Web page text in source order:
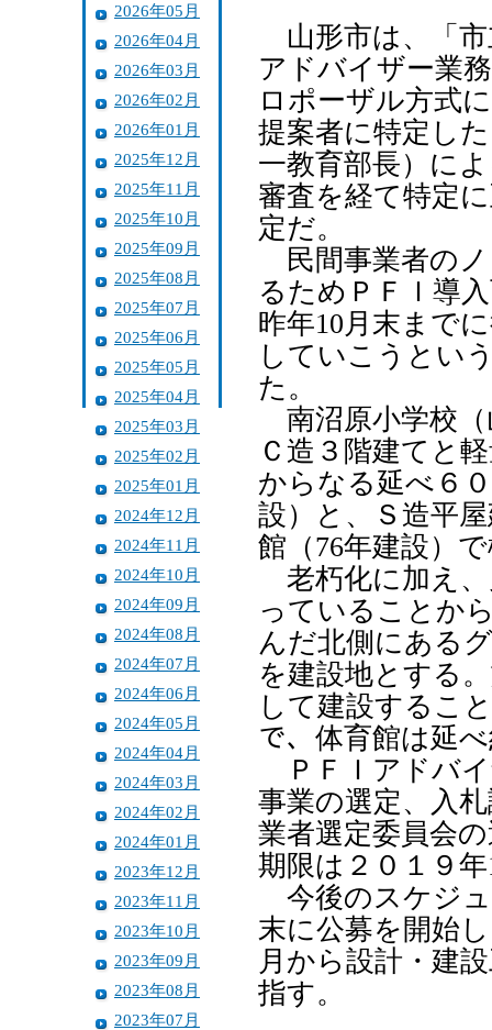
2026年05月
2026年04月
2026年03月
2026年02月
2026年01月
2025年12月
2025年11月
2025年10月
2025年09月
2025年08月
2025年07月
2025年06月
2025年05月
2025年04月
2025年03月
2025年02月
2025年01月
2024年12月
2024年11月
2024年10月
2024年09月
2024年08月
2024年07月
2024年06月
2024年05月
2024年04月
2024年03月
2024年02月
2024年01月
2023年12月
2023年11月
2023年10月
2023年09月
2023年08月
2023年07月
山形市は、「市
アドバイザー業
ロポーザル方式
提案者に特定し
一教育部長）に
審査を経て特定
定だ。
民間事業者のノ
るためＰＦＩ導
昨年10月末まで
していこうとい
た。
南沼原小学校（
Ｃ造３階建てと
からなる延べ６
設）と、Ｓ造平
館（76年建設）
老朽化に加え、
っていることか
んだ北側にある
を建設地とする
して建設するこ
で、体育館は延
ＰＦＩアドバイ
事業の選定、入
業者選定委員会
期限は２０１９
今後のスケジュ
末に公募を開始
月から設計・建
指す。